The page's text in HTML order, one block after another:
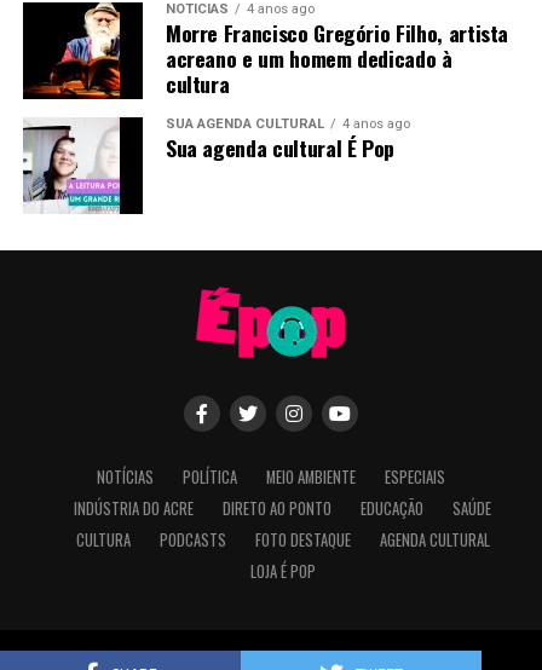
NOTÍCIAS 4 anos ago
Morre Francisco Gregório Filho, artista
acreano e um homem dedicado à
cultura
SUA AGENDA CULTURAL 4 anos ago
Sua agenda cultural É Pop
NOTÍCIAS POLÍTICA MEIO AMBIENTE
ESPECIAIS
INDÚSTRIA DO ACRE
DIRETO AO PONTO EDUCAÇÃO
SAÚDE
CULTURA
PODCASTS FOTO DESTAQUE
AGENDA CULTURAL
LOJA É POP
Design de Bari Comunicação